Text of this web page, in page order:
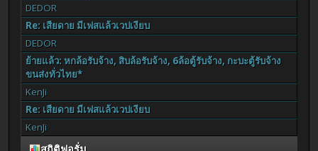
DEDOR
Re: เสียดาย มีเฟสแล้วเวปเงียบ
DEDOR
ย้ายแล้ว: หกล้อรับจ้าง, สิบล้อรับจ้าง, 6ล้อตู้รับจ้าง, กะบะตู้รับจ้าง
ขนส่งทั่วไทย*
KenJi
Re: เสียดาย มีเฟสแล้วเวปเงียบ
KenJi